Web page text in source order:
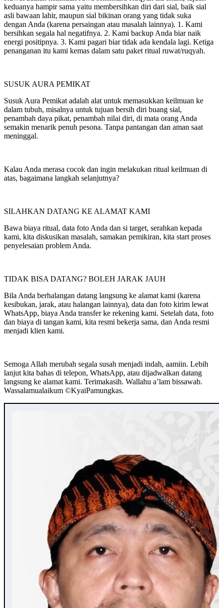
keduanya hampir sama yaitu membersihkan diri dari sial, baik sial
asli bawaan lahir, maupun sial bikinan orang yang tidak suka
dengan Anda (karena persaingan atau masalah lainnya). 1. Kami
bersihkan segala hal negatifnya. 2. Kami backup Anda biar naik
energi positipnya. 3. Kami pagari biar tidak ada kendala lagi. Ketiga
penanganan itu kami kemas dalam satu paket ritual ruwat/ruqyah.
SUSUK AURA PEMIKAT
Susuk Aura Pemikat adalah alat untuk memasukkan keilmuan ke
dalam tubuh, misalnya untuk tujuan bersih diri buang sial,
penambah daya pikat, penambah nilai diri, di mata orang Anda
semakin menarik penuh pesona. Tanpa pantangan dan aman saat
meninggal.
Kalau Anda merasa cocok dan ingin melakukan ritual keilmuan di
atas, bagaimana langkah selanjutnya?
SILAHKAN DATANG KE ALAMAT KAMI
Bawa biaya ritual, data foto Anda dan si target, serahkan kepada
kami, kita diskusikan masalah, samakan pemikiran, kita start proses
penyelesaian problem Anda.
TIDAK BISA DATANG? BOLEH JARAK JAUH
Bila Anda berhalangan datang langsung ke alamat kami (karena
kesibukan, jarak, atau halangan lainnya), data dan foto kirim lewat
WhatsApp, biaya Anda transfer ke rekening kami. Setelah data, foto
dan biaya di tangan kami, kita resmi bekerja sama, dan Anda resmi
menjadi klien kami.
Semoga Allah merubah segala susah menjadi indah, aamiin. Lebih
lanjut kita bahas di telepon, WhatsApp, atau dijadwalkan datang
langsung ke alamat kami. Terimakasih. Wallahu a’lam bissawab.
Wassalamualaikum ©️KyaiPamungkas.